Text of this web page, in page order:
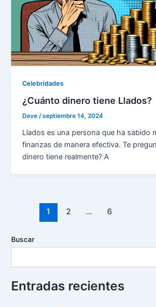
Celebridades
¿Cuánto dinero tiene Llados?
Deve/septiembre 14, 2024
Llados es una persona que ha sabido
finanzas de manera efectiva. Te
dinero tiene realmente? A
1 2 … 6
Buscar
Entradas recientes